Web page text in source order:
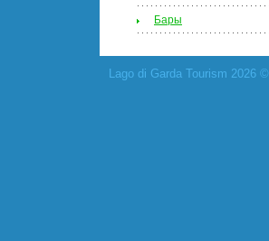
Бары
Lago di Garda Tourism 2026 ©